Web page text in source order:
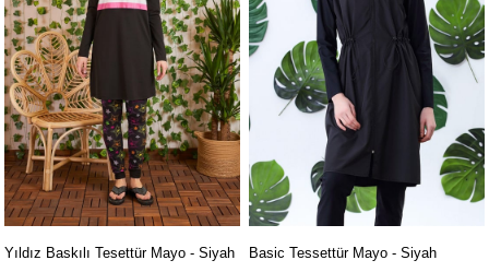
Yıldız Baskılı Tesettür Mayo - Siyah Basic Tessettür Mayo - Siyah